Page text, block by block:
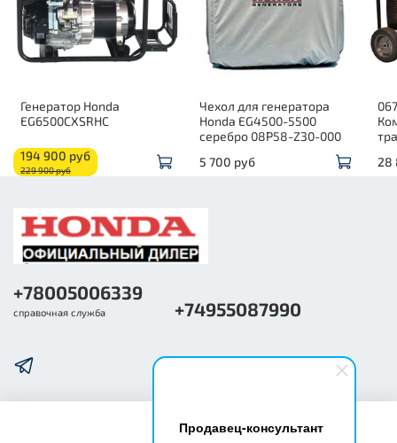
Продавец-консультант
Генератор Honda
EG6500CXSRHC
194 900 руб
229 900 руб
Чехол для генератора
Honda EG4500-5500
серебро 08P58-Z30-000
5 700 руб
28
+78005006339
справочная служба +74955087990